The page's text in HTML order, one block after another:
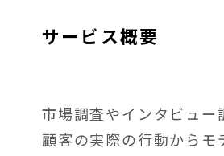
サービス概要
市場調査やインタビュ
顧客の実際の行動から